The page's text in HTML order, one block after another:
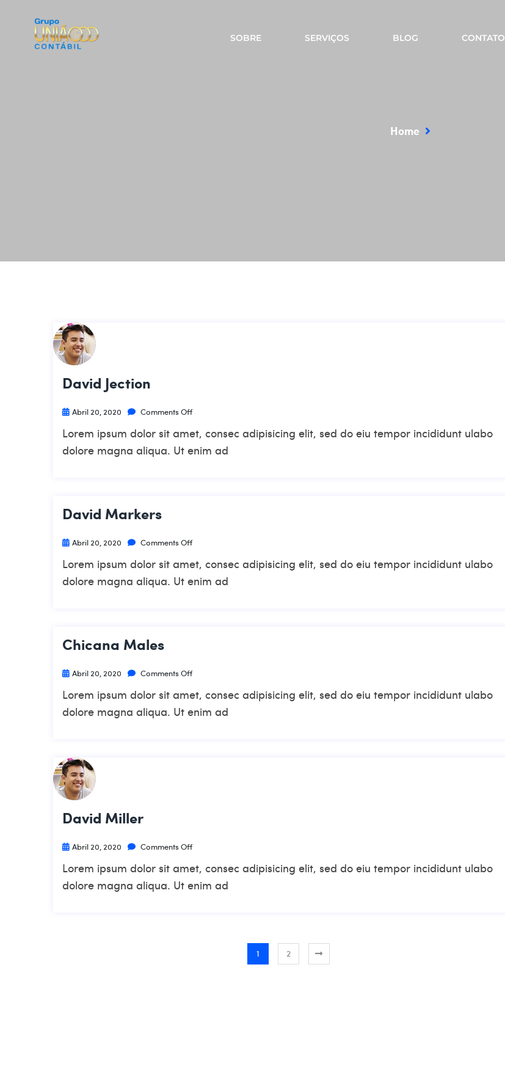
SOBRE SERVIÇOS BLOG CONTATO
Home
David Jection
Abril 20, 2020 Comments Off
Lorem ipsum dolor sit amet, consec adipisicing elit, sed do eiu tempor incididunt ulabo
dolore magna aliqua. Ut enim ad
David Markers
Abril 20, 2020 Comments Off
Lorem ipsum dolor sit amet, consec adipisicing elit, sed do eiu tempor incididunt ulabo
dolore magna aliqua. Ut enim ad
Chicana Males
Abril 20, 2020 Comments Off
Lorem ipsum dolor sit amet, consec adipisicing elit, sed do eiu tempor incididunt ulabo
dolore magna aliqua. Ut enim ad
David Miller
Abril 20, 2020 Comments Off
Lorem ipsum dolor sit amet, consec adipisicing elit, sed do eiu tempor incididunt ulabo
dolore magna aliqua. Ut enim ad
1 2